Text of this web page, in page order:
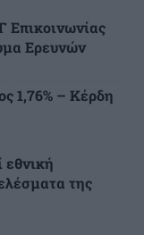
Επικοινωνίας
Ερευνών
1,76% – Κέρδη
της